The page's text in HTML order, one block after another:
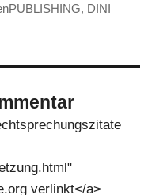
, DINI
verlinkt</a>